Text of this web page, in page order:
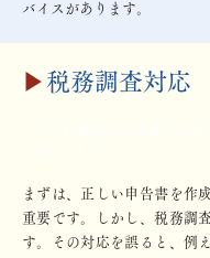
バイスがあります。
▶税務調査対応
まずは、正しい申告書を作
重要です。しかし、税務調
す。その対応を誤ると、例